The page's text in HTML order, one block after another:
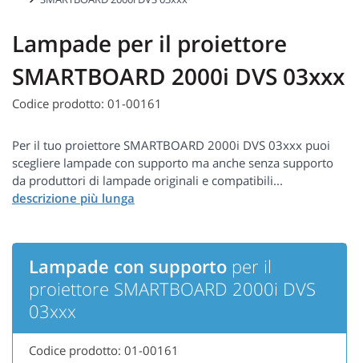
Lampade per il proiettore
SMARTBOARD 2000i DVS 03xxx
Codice prodotto: 01-00161
Per il tuo proiettore SMARTBOARD 2000i DVS 03xxx puoi
scegliere lampade con supporto ma anche senza supporto
da produttori di lampade originali e compatibili...
Lampade con supporto per il
proiettore SMARTBOARD 2000i DVS
03xxx
Codice prodotto: 01-00161